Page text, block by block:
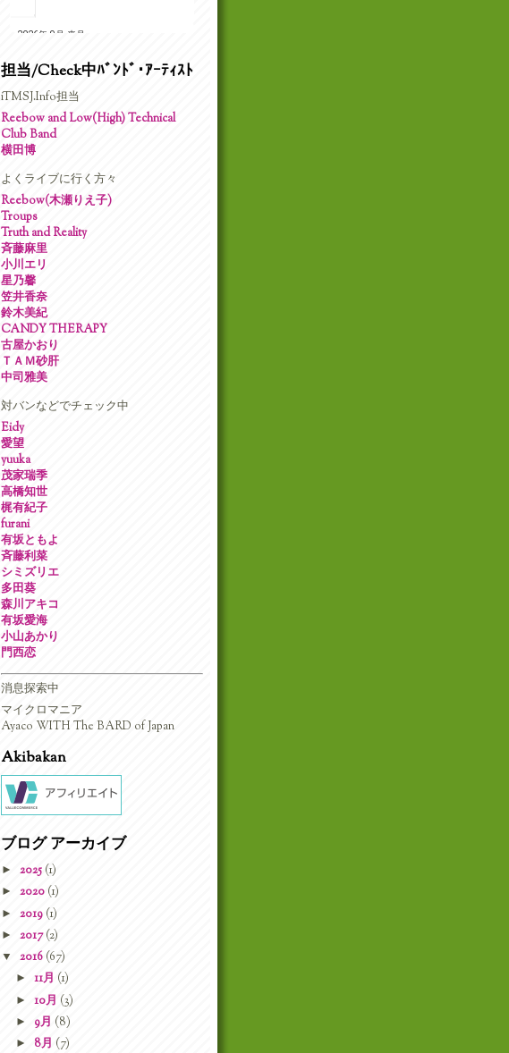
担当/Check中ﾊﾞﾝﾄﾞ･ｱｰﾃｨｽﾄ
iTMSJ.Info担当
Reebow and Low(High) Technical
Club Band
横田博
よくライブに行く方々
Reebow(木瀬りえ子)
Troups
Truth and Reality
斉藤麻里
小川エリ
星乃馨
笠井香奈
鈴木美紀
CANDY THERAPY
古屋かおり
ＴＡＭ砂肝
中司雅美
対バンなどでチェック中
Eidy
愛望
yuuka
茂家瑞季
高橋知世
梶有紀子
furani
有坂ともよ
斉藤利菜
シミズリエ
多田葵
森川アキコ
有坂愛海
小山あかり
門西恋
消息探索中
マイクロマニア
Ayaco WITH The BARD of Japan
Akibakan
ブログ アーカイブ
► 2025 (1)
► 2020 (1)
► 2019 (1)
► 2017(2)
▼ 2016 (67)
► 11月 (1)
► 10月 (3)
► 9月 (8)
► 8月 (7)